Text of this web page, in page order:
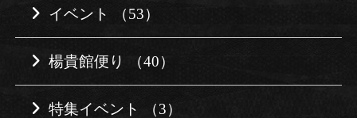
イベント （53）
楊貴館便り （40）
特集イベント （3）